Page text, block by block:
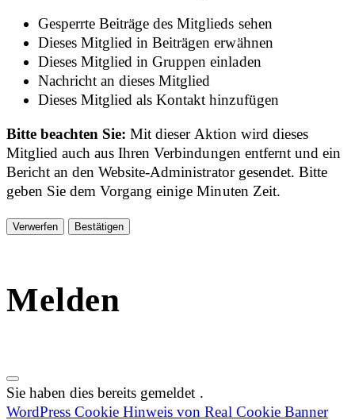
Gesperrte Beiträge des Mitglieds sehen
Dieses Mitglied in Beiträgen erwähnen
Dieses Mitglied in Gruppen einladen
Nachricht an dieses Mitglied
Dieses Mitglied als Kontakt hinzufügen
Bitte beachten Sie:Mit dieser Aktion wird dieses
Mitglied auch aus Ihren Verbindungen entfernt und ein
Bericht an den Website-Administrator gesendet. Bitte
geben Sie dem Vorgang einige Minuten Zeit.
Bestätigen
Melden
Sie haben dies bereits gemeldet .
WordPress Cookie Hinweis von Real Cookie Banner